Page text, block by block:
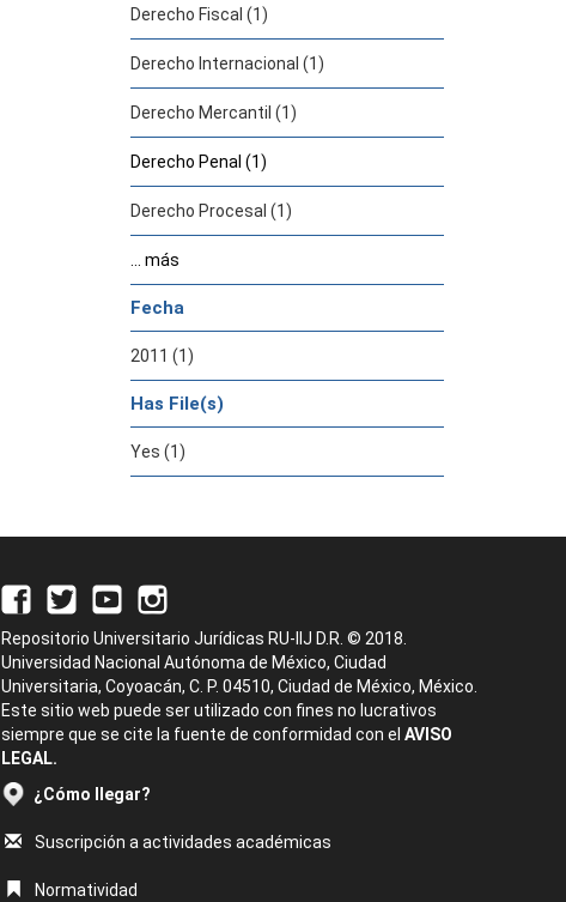
Derecho Fiscal (1)
Derecho Internacional (1)
Derecho Mercantil (1)
Derecho Penal (1)
Derecho Procesal (1)
... más
Fecha
2011 (1)
Has File(s)
Yes (1)
Repositorio Universitario Jurídicas RU-IIJ D.R. © 2018.
Universidad Nacional Autónoma de México, Ciudad
Universitaria, Coyoacán, C. P. 04510, Ciudad de México, México.
Este sitio web puede ser utilizado con fines no lucrativos
siempre que se cite la fuente de conformidad con el AVISO
LEGAL.
¿Cómo llegar?
Suscripción a actividades académicas
Normatividad